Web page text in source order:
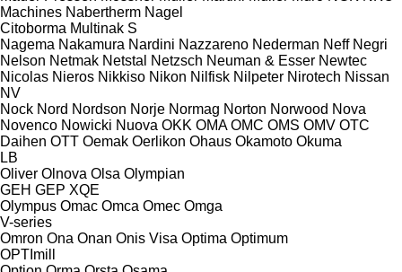
Machines Nabertherm Nagel
Citoborma Multinak S
Nagema Nakamura Nardini Nazzareno Nederman Neff Negri
Nelson Netmak Netstal Netzsch Neuman & Esser Newtec
Nicolas Nieros Nikkiso Nikon Nilfisk Nilpeter Nirotech Nissan
NV
Nock Nord Nordson Norje Normag Norton Norwood Nova
Novenco Nowicki Nuova OKK OMA OMC OMS OMV OTC
Daihen OTT Oemak Oerlikon Ohaus Okamoto Okuma
LB
Oliver Olnova Olsa Olympian
GEH GEP XQE
Olympus Omac Omca Omec Omga
V-series
Omron Ona Onan Onis Visa Optima Optimum
OPTImill